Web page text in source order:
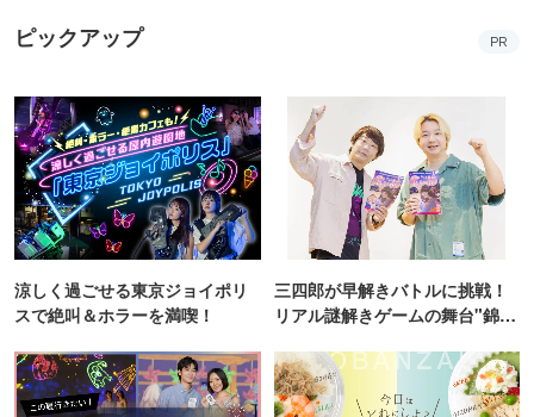
ピックアップ PR
涼しく過ごせる東京ジョイポリ
スで絶叫＆ホラーを満喫！
三四郎が早解きバトルに挑戦！
リアル謎解きゲームの舞台"錦糸